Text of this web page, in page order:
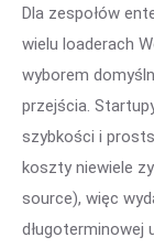
Dla zespołów
wielu loaderach
wyborem
przejścia.
szybkości i
koszty niewiele
source), więc
długoterminowej